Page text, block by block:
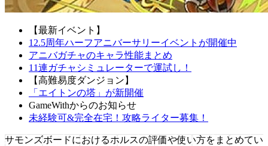
【最新イベント】
12.5周年ハーフアニバーサリーイベントが開催中
アニバガチャのキャラ性能まとめ
11連ガチャシミュレーターで運試し！
【高難易度ダンジョン】
「エイトンの塔」が新開催
GameWithからのお知らせ
未経験可&完全在宅！攻略ライター募集！
サモンズボードにおけるホルスの評価や使い方をまとめてい